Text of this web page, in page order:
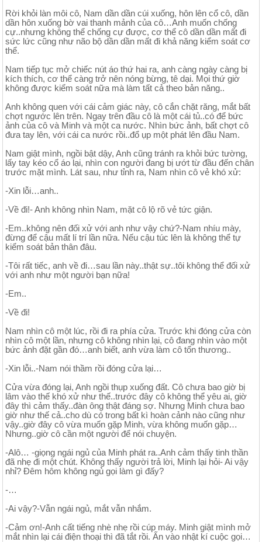
Rời khỏi làn môi cô, Nam dần dần cúi xuống, hôn lên cổ cô, dần
dần hôn xuống bờ vai thanh mảnh của cô…Anh muốn chống
cự..nhưng không thể chống cự được, cơ thể cô dần dần mất đi
sức lức cũng như não bộ dần dần mất đi khả năng kiểm soát cơ
thể.
Nam tiếp tục mở chiếc nút áo thứ hai ra, anh càng ngày càng bị
kích thích, cơ thể càng trở nên nóng bừng, tê dại. Mọi thứ giờ
không được kiểm soát nữa mà làm tất cả theo bản năng..
Anh không quen với cái cảm giác này, cô cắn chặt răng, mắt bất
chợt ngước lên trên. Ngay trên đầu cô là một cái tủ..có để bức
ảnh của cô và Minh và một ca nước. Nhìn bức ảnh, bất chợt cô
đưa tay lên, với cái ca nước rồi..đổ ụp một phát lên đầu Nam.
Nam giật mình, ngồi bật dậy, Anh cũng tránh ra khỏi bức tường,
lấy tay kéo cổ áo lại, nhìn con người đang bị ướt từ đầu đến chân
trước mặt mình. Lát sau, như tỉnh ra, Nam nhìn cô vẻ khó xử:
-Xin lỗi…anh..
-Về đi!- Anh không nhìn Nam, mặt cô lộ rõ vẻ tức giận.
-Em..không nên đối xử với anh như vậy chứ?-Nam nhíu mày,
đừng để cậu mất lí trí lần nữa. Nếu cậu túc lên là không thể tự
kiểm soát bản thân đâu.
-Tôi rất tiếc, anh về đi…sau lần này..thật sự..tôi không thể đối xử
với anh như một người bạn nữa!
-Em..
-Về đi!
Nam nhìn cô một lúc, rồi đi ra phía cửa. Trước khi đóng cửa còn
nhìn cô một lần, nhưng cô không nhìn lại, cô đang nhìn vào một
bức ảnh đặt gần đó…anh biết, anh vừa làm cô tổn thương..
-Xin lỗi..-Nam nói thầm rồi đóng cửa lại…
Cửa vừa đóng lại, Anh ngồi thụp xuống đất. Cô chưa bao giờ bị
lâm vào thế khó xử như thế..trước đây cô không thể yêu ai, giờ
đây thì cảm thấy..đàn ông thật đáng sợ. Nhưng Minh chưa bao
giờ như thế cả..cho dù có trong bất kì hoàn cảnh nào cũng như
vậy..giờ đây cô vừa muốn gặp Minh, vừa không muốn gặp…
Nhưng..giờ cô cần một người để nói chuyện.
-Alô… -giọng ngái ngủ của Minh phát ra..Anh cảm thấy tinh thần
đã nhẹ đi một chút. Không thấy người trả lời, Minh lại hỏi- Ai vậy
nhỉ? Đêm hôm không ngủ gọi làm gì đấy?
-…
-Ai vậy?-Vẫn ngái ngủ, mắt vẫn nhắm.
-Cảm ơn!-Anh cất tiếng nhè nhẹ rồi cúp máy. Minh giật mình mở
mắt nhìn lại cái điện thoại thì đã tắt rồi. Ấn vào nhật kí cuộc gọi…